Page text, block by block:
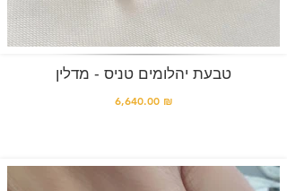
טבעת יהלומים טניס - מדלין
6,640.00 ₪